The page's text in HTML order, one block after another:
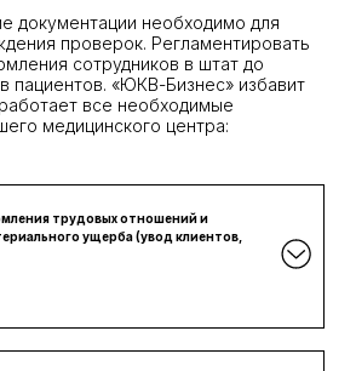
документации необходимо для
проверок. Регламентировать
сотрудников в штат до
пациентов. «ЮКВ-Бизнес» избавит
все необходимые
медицинского центра:
трудовых отношений и
ущерба (увод клиентов,